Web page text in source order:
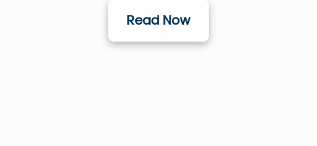
Read Now